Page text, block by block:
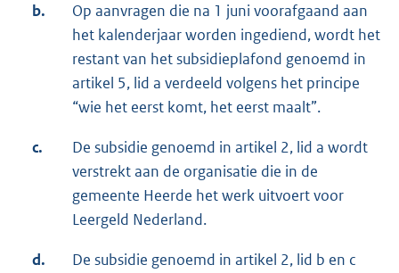
b.
Op aanvragen die na 1 juni voorafgaand aan
het kalenderjaar worden ingediend, wordt het
restant van het subsidieplafond genoemd in
artikel 5, lid a verdeeld volgens het principe
“wie het eerst komt, het eerst maalt”.
c.
De subsidie genoemd in artikel 2, lid a wordt
verstrekt aan de organisatie die in de
gemeente Heerde het werk uitvoert voor
Leergeld Nederland.
d. De subsidie genoemd in artikel 2, lid b en c